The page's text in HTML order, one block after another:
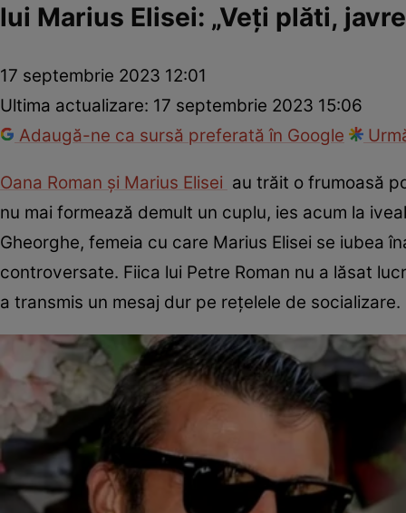
lui Marius Elisei: „Veți plăti,
17 septembrie 2023 12:01
Ultima actualizare: 17 septembrie 2023 15:06
Adaugă-ne ca sursă preferată în Google
Oana Roman și Marius Elisei au trăit o frumoasă
nu mai formează demult un cuplu, ies acum la
Gheorghe, femeia cu care Marius Elisei se iubea
controversate. Fiica lui Petre Roman nu a lăsat
a transmis un mesaj dur pe rețelele de socializare.